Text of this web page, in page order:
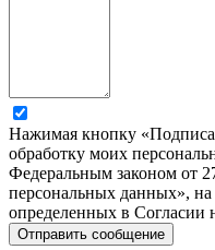
Нажимая кнопку
обработку моих
Федеральным законом от
персональных данных», на
определенных в Согласии